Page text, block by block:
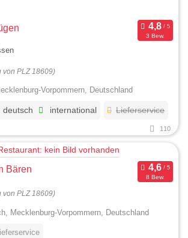
3 Bew.
von PLZ 18609)
Vorpommern, Deutschland
deutsch international Lieferservice
110
Bären
8 Bew.
von PLZ 18609)
Mecklenburg-Vorpommern, Deutschland